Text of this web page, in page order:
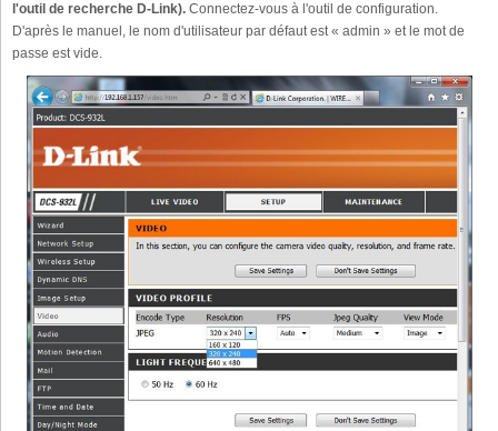
l'outil de recherche D-Link). Connectez-vous à l'outil de configuration.
D'après le manuel, le nom d'utilisateur par défaut est « admin » et le mot de
passe est vide.